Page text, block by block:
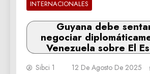
INTERNACIONALES
Guyana debe
negociar
Venezuela sobre El
Sibci 1 12 De Agosto De 2025